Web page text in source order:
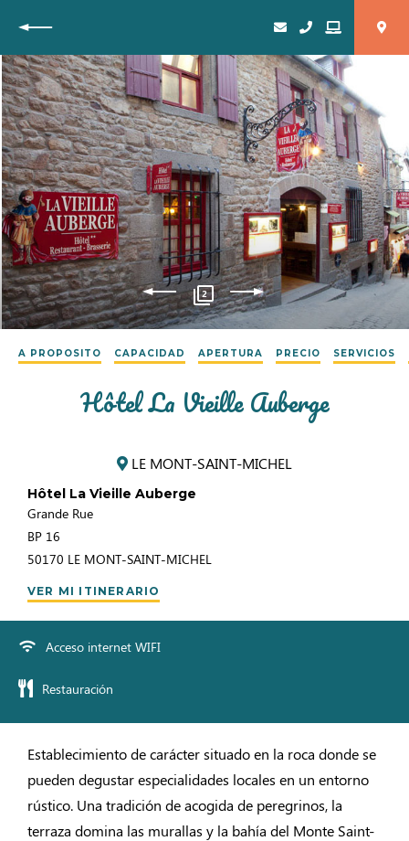
Vuelta
2
A PROPOSITO CAPACIDAD APERTURA PRECIO SERVICIOS
Hôtel La Vieille Auberge
LE MONT-SAINT-MICHEL
Hôtel La Vieille Auberge
Grande Rue
BP 16
50170 LE MONT-SAINT-MICHEL
VER MI ITINERARIO
Acceso internet WIFI
Restauración
Establecimiento de carácter situado en la roca donde se
pueden degustar especialidades locales en un entorno
rústico. Una tradición de acogida de peregrinos, la
terraza domina las murallas y la bahía del Monte Saint-